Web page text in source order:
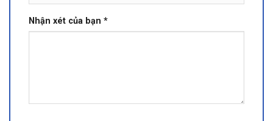
Nhận xét của bạn *